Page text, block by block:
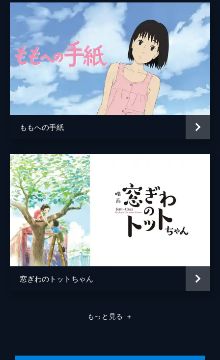
ももへの手紙
窓ぎわのトットちゃん
もっと見る ＋